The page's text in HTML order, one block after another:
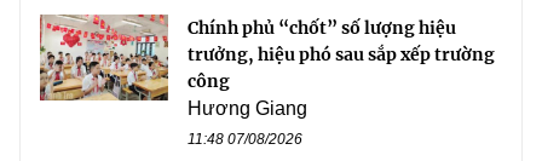
Chính phủ “chốt” số lượng hiệu
trưởng, hiệu phó sau sắp xếp trường
công
Hương Giang
11:48 07/08/2026